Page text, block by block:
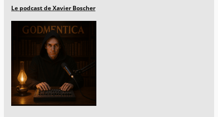
Le podcast de Xavier Boscher